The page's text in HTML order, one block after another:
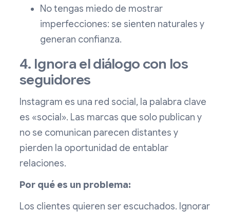
No tengas miedo de mostrar
imperfecciones: se sienten naturales y
generan confianza.
4. Ignora el diálogo con los
seguidores
Instagram es una red social, la palabra clave
es «social». Las marcas que solo publican y
no se comunican parecen distantes y
pierden la oportunidad de entablar
relaciones.
Por qué es un problema:
Los clientes quieren ser escuchados. Ignorar